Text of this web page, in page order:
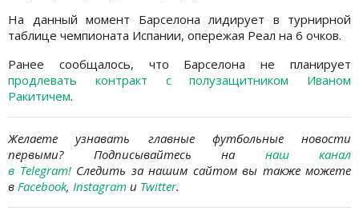
На данный момент Барселона лидирует в турнирной
таблице чемпионата Испании, опережая Реал на 6 очков.
Ранее сообщалось, что Барселона не планирует
продлевать контракт с полузащитником Иваном
Ракитичем.
Желаете узнавать главные футбольные новости
первыми? Подписывайтесь на наш канал
в Telegram!Следить за нашим сайтом вы также можете
в Facebook, Instagram и Twitter.